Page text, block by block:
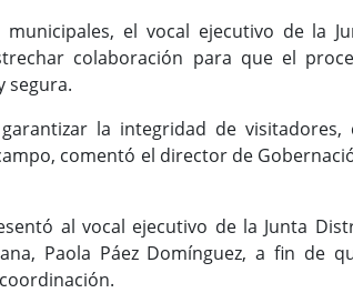
el vocal ejecutivo de la
colaboración para que el
segura.
la integridad de visitadores,
comentó el director de
al vocal ejecutivo de la Junta
Paola Páez Domínguez, a fin de